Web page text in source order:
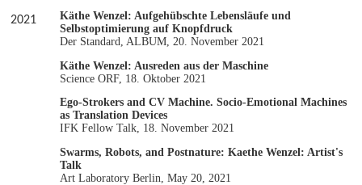
2021
Käthe Wenzel: Aufgehübschte Lebensläufe und
Selbstoptimierung auf Knopfdruck
Der Standard, ALBUM, 20. November 2021
Käthe Wenzel: Ausreden aus der Maschine
Science ORF, 18. Oktober 2021
Ego-Strokers and CV Machine. Socio-Emotional Machines
as Translation Devices
IFK Fellow Talk, 18. November 2021
Swarms, Robots, and Postnature: Kaethe Wenzel: Artist's
Talk
Art Laboratory Berlin, May 20, 2021